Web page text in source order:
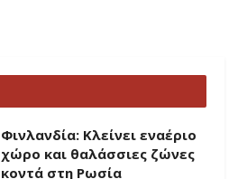
Φινλανδία: Κλείνει εναέριο
χώρο και θαλάσσιες ζώνες
κοντά στη Ρωσία